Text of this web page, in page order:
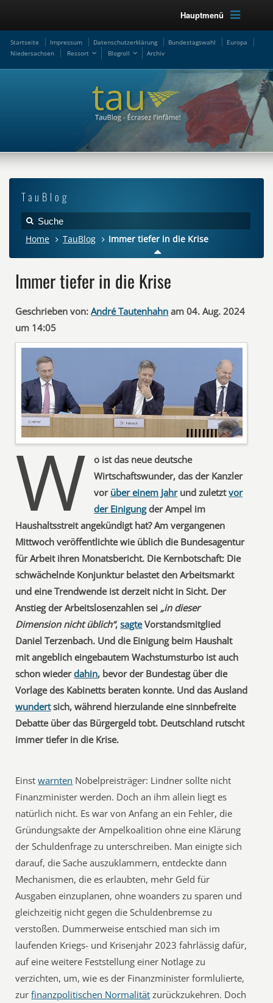
Hauptmenü
Startseite Impressum Datenschutzerklärung Bundestagswahl
Europa
Niedersachsen
Ressort Blogroll Archiv
TauBlog
Home TauBlog Immer tiefer in die Krise
Immer tiefer in die Krise
Geschrieben von: André Tautenhahn am 04. Aug. 2024
um 14:05
W
o ist das neue deutsche
Wirtschaftswunder, das der Kanzler
vor über einem Jahrund zuletztvor
der Einigungder Ampel im
Haushaltsstreit angekündigt hat? Am vergangenen
Mittwoch veröffentlichte wie üblich die Bundesagentur
für Arbeit ihren Monatsbericht. Die Kernbotschaft: Die
schwächelnde Konjunktur belastet den Arbeitsmarkt
und eine Trendwende ist derzeit nicht in Sicht. Der
Anstieg der Arbeitslosenzahlen sei „in dieser
Dimension nicht üblich“,sagteVorstandsmitglied
Daniel Terzenbach. Und die Einigung beim Haushalt
mit angeblich eingebautem Wachstumsturbo ist auch
schon wiederdahin, bevor der Bundestag über die
Vorlage des Kabinetts beraten konnte. Und das Ausland
wundertsich, während hierzulande eine sinnbefreite
Debatte über das Bürgergeld tobt. Deutschland rutscht
immer tiefer in die Krise.
Einstwarnten Nobelpreisträger: Lindner sollte nicht
Finanzminister werden. Doch an ihm allein liegt es
natürlich nicht. Es war von Anfang an ein Fehler, die
Gründungsakte der Ampelkoalition ohne eine Klärung
der Schuldenfrage zu unterschreiben. Man einigte sich
darauf, die Sache auszuklammern, entdeckte dann
Mechanismen, die es erlaubten, mehr Geld für
Ausgaben einzuplanen, ohne woanders zu sparen und
gleichzeitig nicht gegen die Schuldenbremse zu
verstoßen. Dummerweise entschied man sich im
laufenden Kriegs- und Krisenjahr 2023 fahrlässig dafür,
auf eine weitere Feststellung einer Notlage zu
verzichten, um, wie es der Finanzminister formlulierte,
zurfinanzpolitischen Normalität zurückzukehren. Doch